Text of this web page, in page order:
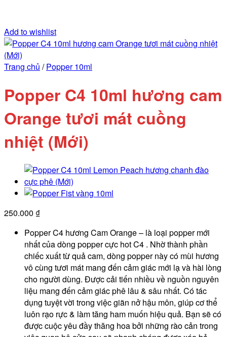
Add to wishlist
Trang chủ / Popper 10ml
Popper C4 10ml hương cam
Orange tươi mát cuồng
nhiệt (Mới)
250.000 ₫
Popper C4 hương Cam Orange – là loại popper mới
nhất của dòng popper cực hot C4 . Nhờ thành phần
chiếc xuất từ quả cam, dòng popper này có mùi hương
vô cùng tươi mát mang đến cảm giác mới lạ và hài lòng
cho người dùng. Được cải tiến nhiều về nguồn nguyên
liệu mang đến cảm giác phê lâu & sâu nhất. Có tác
dụng tuyệt vời trong việc giãn nở hậu môn, giúp cơ thể
luôn rạo rực & làm tăng ham muốn hiệu quả. Bạn sẽ có
được cuộc yêu đầy thăng hoa bởi những rào cản trong